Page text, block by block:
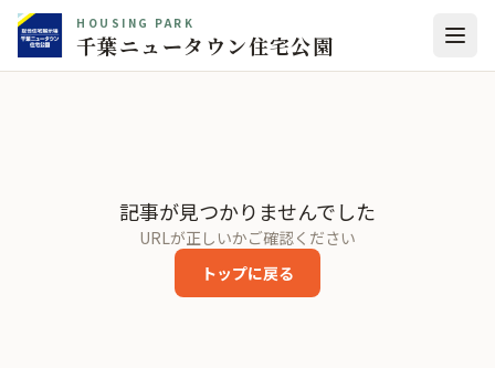
HOUSING PARK
千葉ニュータウン住宅公園
記事が見つかりませんでした
URLが正しいかご確認ください
トップに戻る